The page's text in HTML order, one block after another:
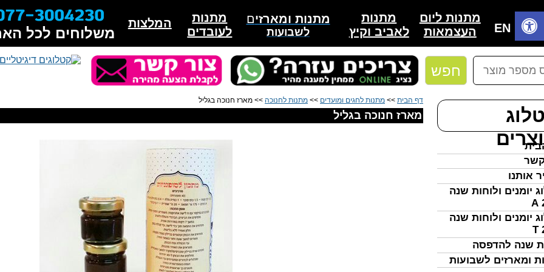
חפש
אותנו
יומנים ולוחות שנה
יומנים ולוחות שנה
שנה להדפסה
ומארזים לשבועות
EN
מתנות
לאביב וקיץ
המלצות
מתנות
לעובדים
מתנות ומארזים
לשבועות
מתנות ליום
העצמאות
משלוחים לכל
דף הבית >> מתנות לחגים ומועדים >> מתנות לחנוכה >> מארז חנוכה בגליל
מארז חנוכה בגליל